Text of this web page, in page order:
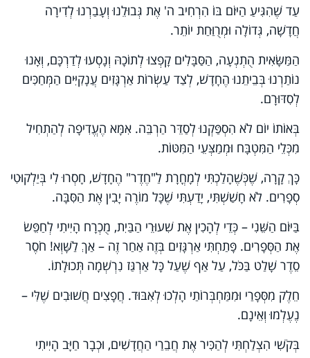
עַד שֶׁהִגִּיעַ הַיּוֹם בּוֹ הִרְחִיב ה' אֶת גְּבוּלֵנוּ וְעָבַרְנוּ לְדִירָה
חֲדָשָׁה, גְּדוֹלָה וּמְרֻוַּחַת יוֹתֵר.
הַמַּשָּׂאִית הֻתְנְעָה, הַסַּבָּלִים קָפְצוּ לְתוֹכָהּ וְנָסְעוּ לְדַרְכָּם, וְאָנוּ
נוֹתַרְנוּ בְּבֵיתֵנוּ הֶחָדָשׁ, לְצַד עַשְׂרוֹת אַרְגָּזִים עֲנָקִיִּים הַמְּחַכִּים
לְסִדּוּרָם.
בְּאוֹתוֹ יוֹם לֹא הִסְפַּקְנוּ לְסַדֵּר הַרְבֵּה. אִמָּא הֶעֱדִיפָה לְהַתְחִיל
מִכְּלֵי הַמִּטְבָּח וּמְמַצְּעֵי הַמִּטּוֹת.
כָּךְ קָרָה, שֶׁכְּשֶׁהָלַכְתִּי לְמָחֳרָת לַ"חֶדֶר" הֶחָדָשׁ, חָסְרוּ לִי בְּיַלְקוּטִי
סְפָרִים. לֹא חָשַׁשְׁתִּי, יָדַעְתִּי שֶׁכָּל מוֹרֶה יָבִין אֶת הַסִּבָּה.
בַּיּוֹם הַשֵּׁנִי – כְּדֵי לְהָכִין אֶת שִׁעוּרֵי הַבַּיִת, מֻכְרָח הָיִיתִי לְחַפֵּשׂ
אֶת הַסְּפָרִים. פָּתַחְתִּי אַרְגָּזִים בְּזֶה אַחַר זֶה – אַךְ לַשָּׁוְא! חֹסֶר
סֵדֶר שָׁלַט בַּכֹּל, עַל אַף שֶׁעַל כָּל אַרְגַּז נִרְשְׁמָה תְּכוּלָתוֹ.
חֵלֶק מִסְּפָרַי וּמִמַּחְבְּרוֹתַי הָלְכוּ לְאִבּוּד. חֲפָצִים חֲשׁוּבִים שֶׁלִּי –
נֶעֶלְמוּ וְאֵינָם.
בְּקֹשִׁי הִצְלַחְתִּי לְהַכִּיר אֶת חֲבֵרַי הַחֲדָשִׁים, וּכְבָר חַיָּב הָיִיתִי